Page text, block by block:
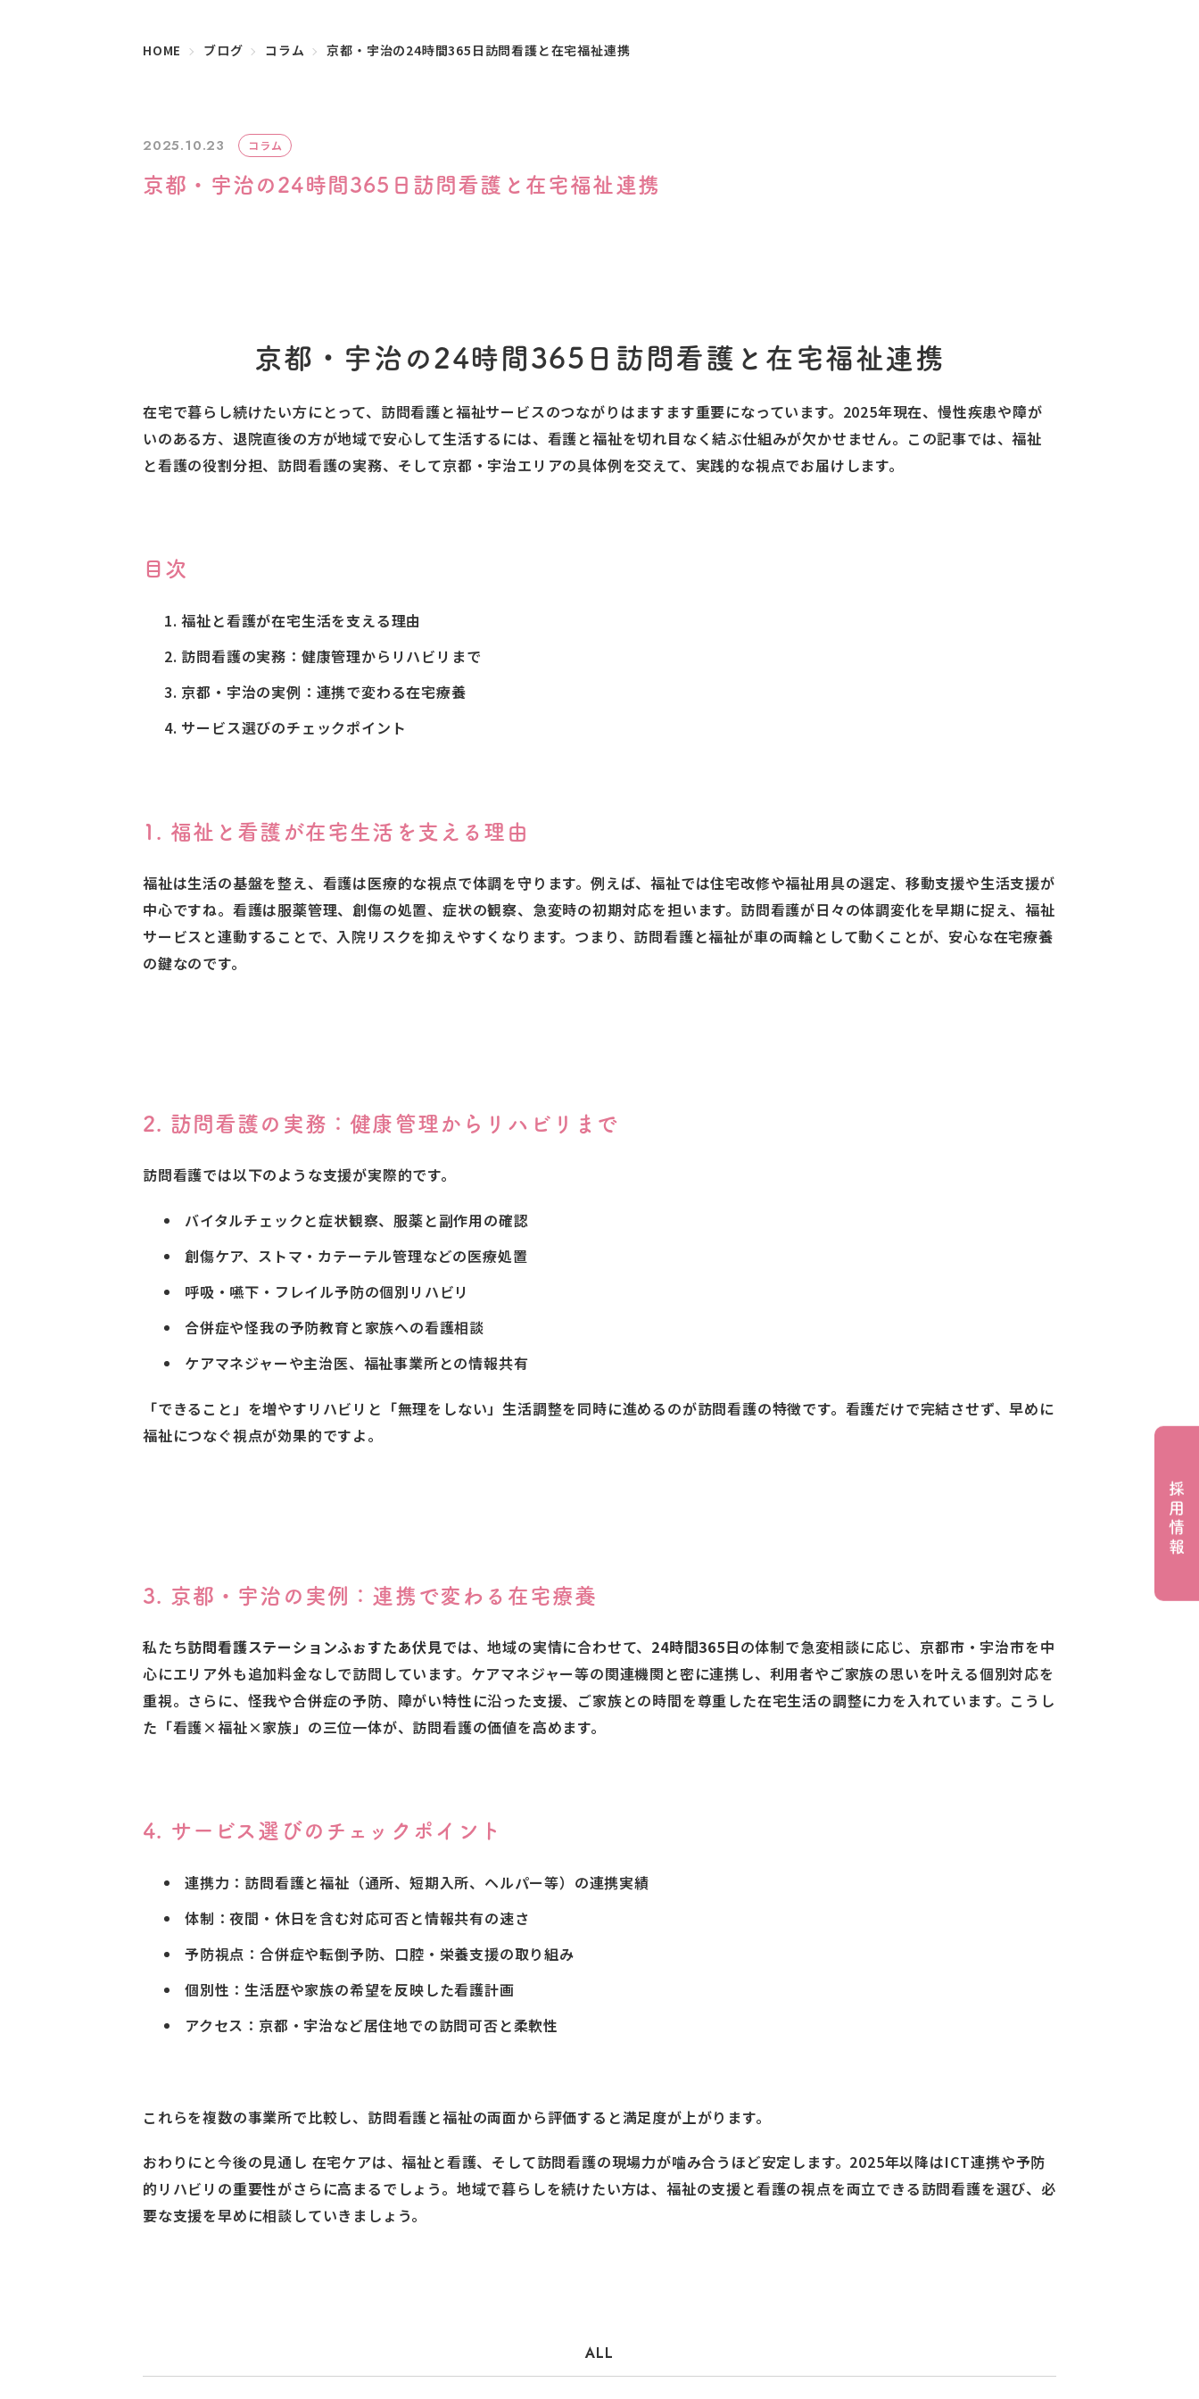
HOME ブログ コラム 京都・宇治の24時間365日訪問看護と在宅福祉連携
2025.10.23 コラム
京都・宇治の24時間365日訪問看護と在宅福祉連携
京都・宇治の24時間365日訪問看護と在宅福祉連携
在宅で暮らし続けたい方にとって、訪問看護と福祉サービスのつながりはますます重要になっています。2025年現在、慢性疾患や障が
いのある方、退院直後の方が地域で安心して生活するには、看護と福祉を切れ目なく結ぶ仕組みが欠かせません。この記事では、福祉
と看護の役割分担、訪問看護の実務、そして京都・宇治エリアの具体例を交えて、実践的な視点でお届けします。
目次
福祉と看護が在宅生活を支える理由
訪問看護の実務：健康管理からリハビリまで
京都・宇治の実例：連携で変わる在宅療養
サービス選びのチェックポイント
1. 福祉と看護が在宅生活を支える理由
福祉は生活の基盤を整え、看護は医療的な視点で体調を守ります。例えば、福祉では住宅改修や福祉用具の選定、移動支援や生活支援が
中心ですね。看護は服薬管理、創傷の処置、症状の観察、急変時の初期対応を担います。訪問看護が日々の体調変化を早期に捉え、福祉
サービスと連動することで、入院リスクを抑えやすくなります。つまり、訪問看護と福祉が車の両輪として動くことが、安心な在宅療養
の鍵なのです。
2. 訪問看護の実務：健康管理からリハビリまで
訪問看護では以下のような支援が実際的です。
バイタルチェックと症状観察、服薬と副作用の確認
創傷ケア、ストマ・カテーテル管理などの医療処置
呼吸・嚥下・フレイル予防の個別リハビリ
合併症や怪我の予防教育と家族への看護相談
ケアマネジャーや主治医、福祉事業所との情報共有
「できること」を増やすリハビリと「無理をしない」生活調整を同時に進めるのが訪問看護の特徴です。看護だけで完結させず、早めに
福祉につなぐ視点が効果的ですよ。
3. 京都・宇治の実例：連携で変わる在宅療養
私たち訪問看護ステーションふぉすたあ伏見では、地域の実情に合わせて、 24時間365日の体制で急変相談に応じ、京都市・宇治市を中
心にエリア外も追加料金なしで訪問しています。ケアマネジャー等の関連機関と密に連携し、利用者やご家族の思いを叶える個別対応を
重視。さらに、怪我や合併症の予防、障がい特性に沿った支援、ご家族との時間を尊重した在宅生活の調整に力を入れています。こうし
た「看護×福祉×家族」の三位一体が、訪問看護の価値を高めます。
4. サービス選びのチェックポイント
連携力：訪問看護と福祉（通所、短期入所、ヘルパー等）の連携実績
体制：夜間・休日を含む対応可否と情報共有の速さ
予防視点：合併症や転倒予防、口腔・栄養支援の取り組み
個別性：生活歴や家族の希望を反映した看護計画
アクセス：京都・宇治など居住地での訪問可否と柔軟性
これらを複数の事業所で比較し、訪問看護と福祉の両面から評価すると満足度が上がります。
おわりにと今後の見通し 在宅ケアは、福祉と看護、そして訪問看護の現場力が噛み合うほど安定します。2025年以降はICT連携や予防
的リハビリの重要性がさらに高まるでしょう。地域で暮らしを続けたい方は、福祉の支援と看護の視点を両立できる訪問看護を選び、必
要な支援を早めに相談していきましょう。
ALL
採用情報